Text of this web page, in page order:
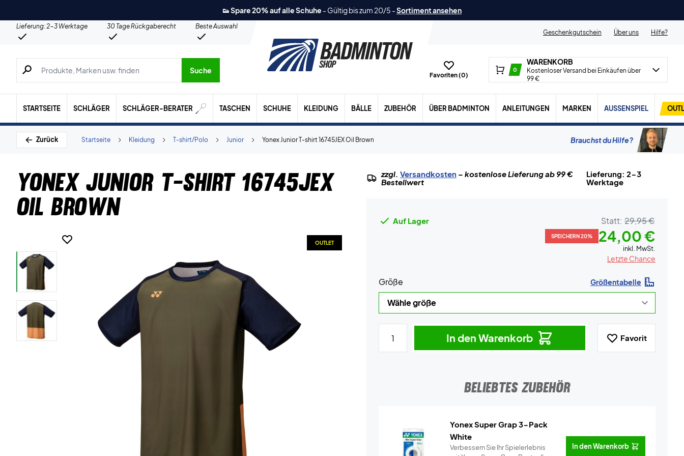
👟 Spare 20% auf alle Schuhe - Gültig bis zum 20/5 -Sortiment ansehen
Lieferung: 2-3 Werktage 30 Tage Rückgaberecht
Beste Auswahl
Geschenkgutschein
Über uns Hilfe?
Suche nach Produkten, Marken usw.
Suche
Favoriten (0)
0
WARENKORB
Kostenloser Versand bei Einkäufen über
99 €
STARTSEITE SCHLÄGER SCHLÄGER-BERATER TASCHEN SCHUHE KLEIDUNG BÄLLE ZUBEHÖR ÜBER BADMINTON ANLEITUNGEN MARKEN AUSSENSPIEL
Zurück Yonex Junior T-shirt 16745JEX Oil Brown
Junior
T-shirt/Polo
Kleidung
Startseite Brauchst du Hilfe?
Yonex Junior T-shirt 16745JEX
Oil Brown
OUTLET
zzgl. Versandkosten– kostenlose Lieferung ab 99 €
Bestellwert
Lieferung: 2-3
Werktage
Auf Lager Statt: 29,95 €
SPEICHERN 20% 24,00 €
inkl. MwSt.
Letzte Chance
Größe Größentabelle
In den Warenkorb Favorit
BELIEBTES ZUBEHÖR
Yonex Super Grap 3-Pack
White
Verbessern Sie Ihr Spielerlebnis
In den Warenkorb